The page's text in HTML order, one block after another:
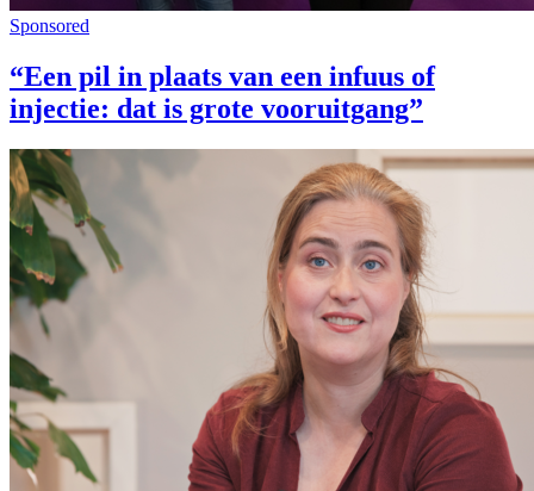
Sponsored
“Een pil in plaats van een infuus of
injectie: dat is grote vooruitgang”